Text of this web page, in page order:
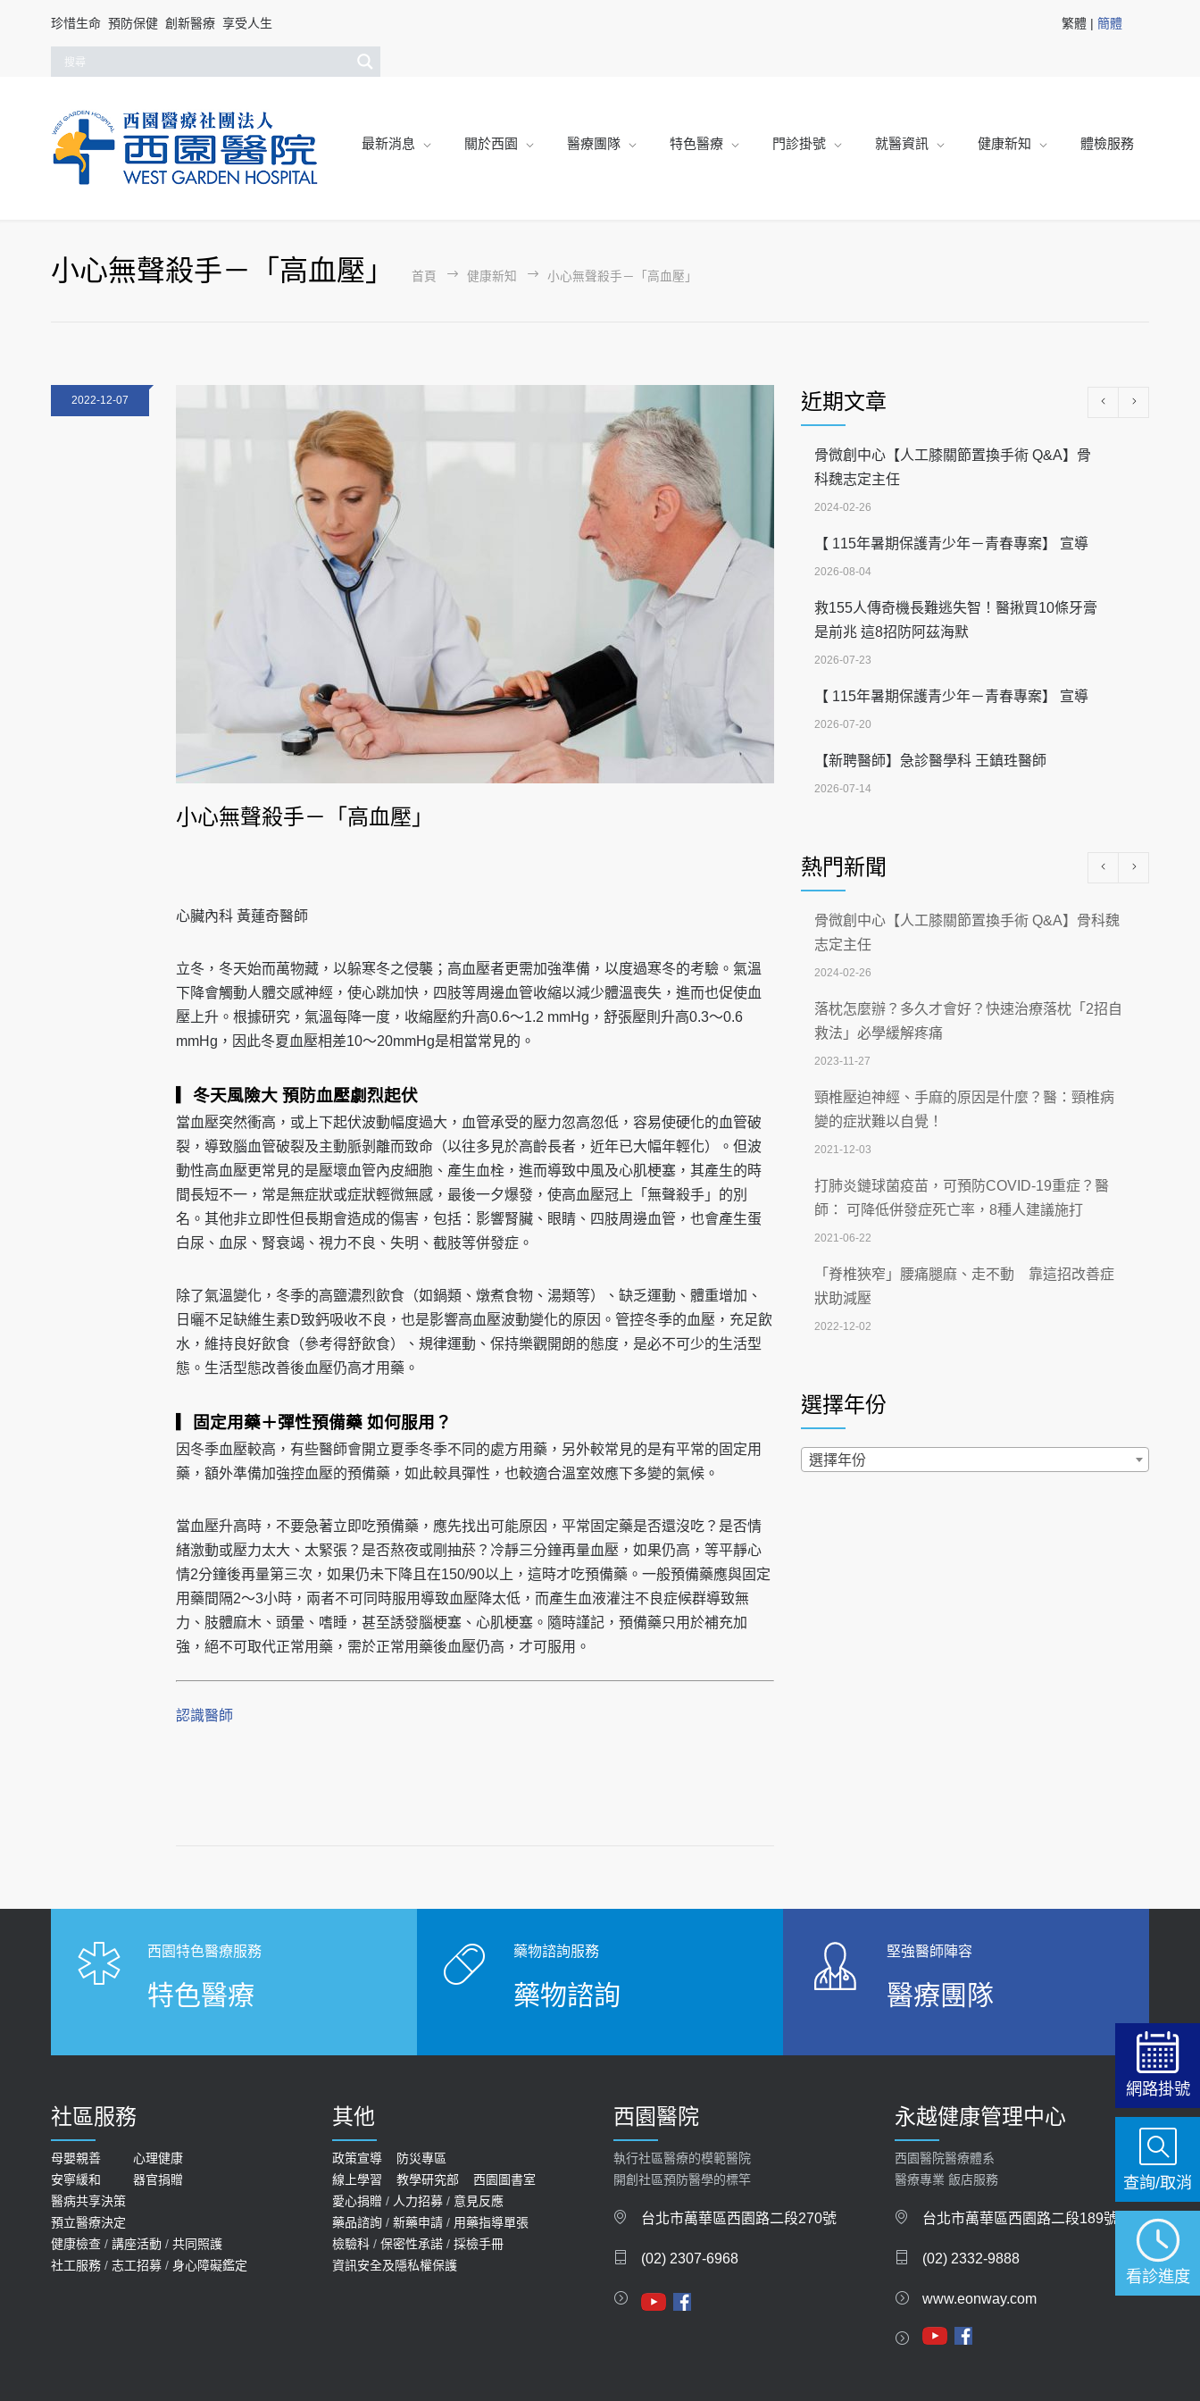
珍惜生命 預防保健 創新醫療 享受人生 繁體 | 簡體
最新消息 關於西園 醫療團隊 特色醫療 門診掛號 就醫資訊 健康新知 體檢服務
小心無聲殺手－「高血壓」 首頁 健康新知 小心無聲殺手－「高血壓」
2022-12-07
小心無聲殺手－「高血壓」
心臟內科 黃蓮奇醫師
立冬，冬天始而萬物藏，以躲寒冬之侵襲；高血壓者更需加強準備，以度過寒冬的考驗。氣溫
下降會觸動人體交感神經，使心跳加快，四肢等周邊血管收縮以減少體溫喪失，進而也促使血
壓上升。根據研究，氣溫每降一度，收縮壓約升高0.6～1.2 mmHg，舒張壓則升高0.3～0.6
mmHg，因此冬夏血壓相差10～20mmHg是相當常見的。
▎冬天風險大 預防血壓劇烈起伏
當血壓突然衝高，或上下起伏波動幅度過大，血管承受的壓力忽高忽低，容易使硬化的血管破
裂，導致腦血管破裂及主動脈剝離而致命（以往多見於高齡長者，近年已大幅年輕化）。但波
動性高血壓更常見的是壓壞血管內皮細胞、產生血栓，進而導致中風及心肌梗塞，其產生的時
間長短不一，常是無症狀或症狀輕微無感，最後一夕爆發，使高血壓冠上「無聲殺手」的別
名。其他非立即性但長期會造成的傷害，包括：影響腎臟、眼睛、四肢周邊血管，也會產生蛋
白尿、血尿、腎衰竭、視力不良、失明、截肢等併發症。
除了氣溫變化，冬季的高鹽濃烈飲食（如鍋類、燉煮食物、湯類等）、缺乏運動、體重增加、
日曬不足缺維生素D致鈣吸收不良，也是影響高血壓波動變化的原因。管控冬季的血壓，充足飲
水，維持良好飲食（參考得舒飲食）、規律運動、保持樂觀開朗的態度，是必不可少的生活型
態。生活型態改善後血壓仍高才用藥。
▎固定用藥＋彈性預備藥 如何服用？
因冬季血壓較高，有些醫師會開立夏季冬季不同的處方用藥，另外較常見的是有平常的固定用
藥，額外準備加強控血壓的預備藥，如此較具彈性，也較適合溫室效應下多變的氣候。
當血壓升高時，不要急著立即吃預備藥，應先找出可能原因，平常固定藥是否還沒吃？是否情
緒激動或壓力太大、太緊張？是否熬夜或剛抽菸？冷靜三分鐘再量血壓，如果仍高，等平靜心
情2分鐘後再量第三次，如果仍未下降且在150/90以上，這時才吃預備藥。一般預備藥應與固定
用藥間隔2～3小時，兩者不可同時服用導致血壓降太低，而產生血液灌注不良症候群導致無
力、肢體麻木、頭暈、嗜睡，甚至誘發腦梗塞、心肌梗塞。隨時謹記，預備藥只用於補充加
強，絕不可取代正常用藥，需於正常用藥後血壓仍高，才可服用。
認識醫師
近期文章
骨微創中心【人工膝關節置換手術 Q&A】骨
科魏志定主任
2024-02-26
【 115年暑期保護青少年－青春專案】 宣導
2026-08-04
救155人傳奇機長難逃失智！醫揪買10條牙膏
是前兆 這8招防阿茲海默
2026-07-23
【 115年暑期保護青少年－青春專案】 宣導
2026-07-20
【新聘醫師】急診醫學科 王鎮珄醫師
2026-07-14
2026-07-08
沒菸酒也瀕臨洗腎？65歲男靠「這習慣」逆
轉腎功能 醫揭3招救命
2026-07-08
體溫飆破41度！醫連收兩例中暑病例：致死
率達8成
2026-07-07
深耕萬華55年 西園醫院回顧發展歷程與智慧
醫療布局
2026-07-06
【115年臺北市「防癌保衛戰：健康好禮一手
刮」】 宣導
2026-07-02
【無菸城市】 宣導
2026-07-02
4連霸議員黃秋澤癌逝！食道癌為何奪命快？
西園醫院55周年 7／10捐血公益活動 邀民眾
熱血響應
2026-06-30
2026-05-21
【台灣癲癇婦女妊娠 登錄獎勵補助】 宣導
女性必看國健署公費懶人包！這幾項檢查完
熱門新聞
骨微創中心【人工膝關節置換手術 Q&A】骨科魏
志定主任
2024-02-26
落枕怎麼辦？多久才會好？快速治療落枕「2招自
救法」必學緩解疼痛
2023-11-27
頸椎壓迫神經、手麻的原因是什麼？醫：頸椎病
變的症狀難以自覺！
2021-12-03
打肺炎鏈球菌疫苗，可預防COVID-19重症？醫
師： 可降低併發症死亡率，8種人建議施打
2021-06-22
「脊椎狹窄」腰痛腿麻、走不動 靠這招改善症
狀助減壓
2022-12-02
2022-02-17
過量維生素D和鈣恐罹癌? 醫師釋疑：搞懂4原則
不怕補錯
膝蓋退化有9大部位 骨科醫坦言：不一定得換人工
關節
路、爬山的注意事項
COVID-19 【疫苗特別門診 – 成人】預約
選擇年份
選擇年份
西園特色醫療服務
特色醫療
藥物諮詢服務
藥物諮詢
堅強醫師陣容
醫療團隊
社區服務
母嬰親善
心理健康
安寧緩和
器官捐贈
醫病共享決策
預立醫療決定
健康檢查 / 講座活動 / 共同照護
社工服務 / 志工招募 / 身心障礙鑑定
其他
政策宣導
防災專區
線上學習
教學研究部
西園圖書室
愛心捐贈 / 人力招募 / 意見反應
藥品諮詢 / 新藥申請 / 用藥指導單張
檢驗科 / 保密性承諾 / 採檢手冊
資訊安全及隱私權保護
西園醫院
執行社區醫療的模範醫院
開創社區預防醫學的標竿
台北市萬華區西園路二段270號
(02) 2307-6968
永越健康管理中心
西園醫院醫療體系
醫療專業 飯店服務
台北市萬華區西園路二段189號
(02) 2332-9888
www.eonway.com
網路掛號
看診進度
查詢/取消